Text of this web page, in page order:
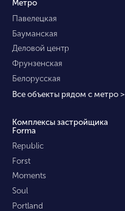
Метро
Павелецкая
Бауманская
Деловой центр
Фрунзенская
Белорусская
Все объекты рядом с метро >
Комплексы застройщика
Forma
Republic
Forst
Moments
Soul
Portland